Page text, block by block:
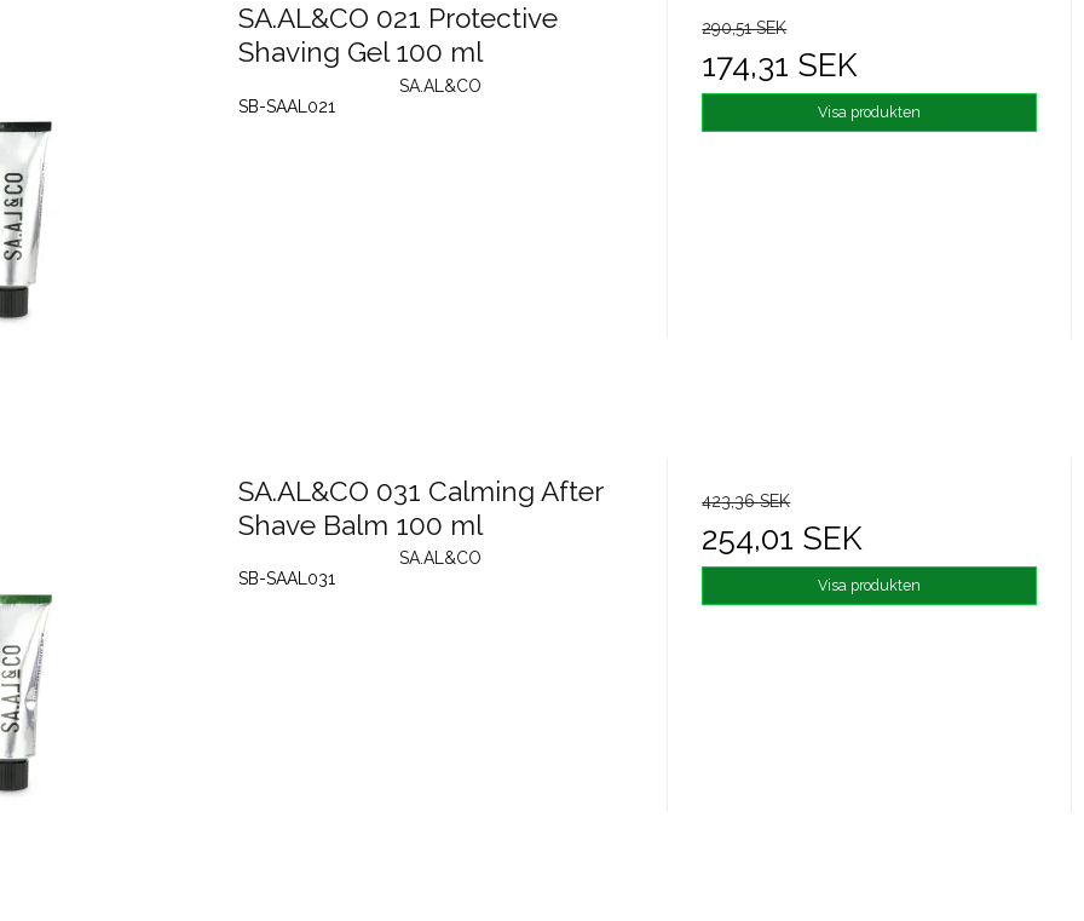
SA.AL&CO 021 Protective
Shaving Gel 100 ml
SA.AL&CO
SB-SAAL021
290,51 SEK
174,31 SEK
Visa produkten
SA.AL&CO 031 Calming After
Shave Balm 100 ml
SA.AL&CO
SB-SAAL031
423,36 SEK
254,01 SEK
Visa produkten